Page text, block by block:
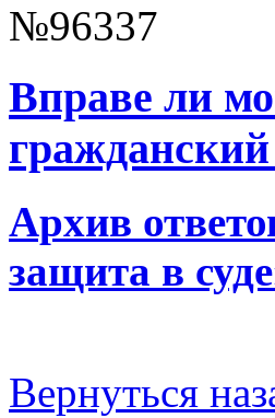
№96337
Вправе ли
Архив
защита в
Вернуться